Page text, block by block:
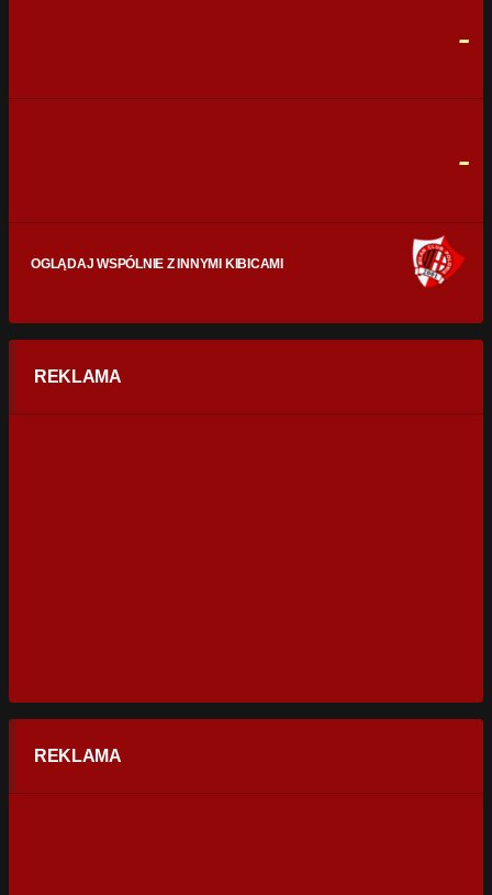
-
-
OGLĄDAJ WSPÓLNIE Z INNYMI KIBICAMI
REKLAMA
REKLAMA